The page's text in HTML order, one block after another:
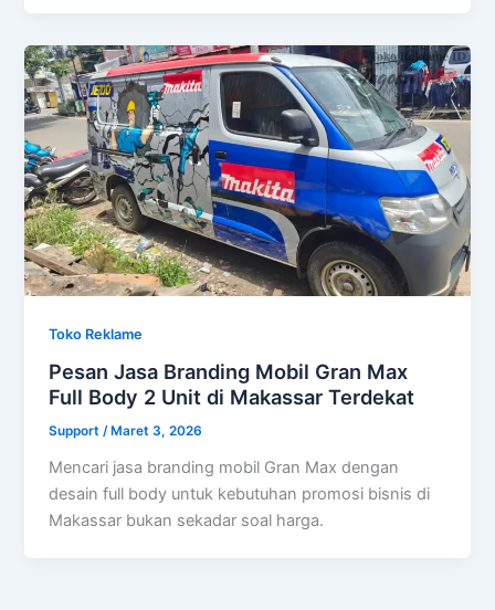
Toko Reklame
Pesan Jasa Branding Mobil Gran Max
Full Body 2 Unit di Makassar Terdekat
Support/ Maret 3, 2026
Mencari jasa branding mobil Gran Max dengan
desain full body untuk kebutuhan promosi bisnis di
Makassar bukan sekadar soal harga.